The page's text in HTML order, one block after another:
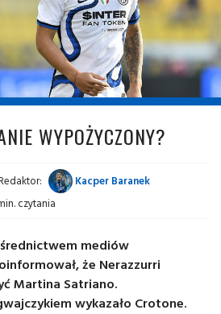
WYPOŻYCZONY?
Kacper Baranek
czytania
mediów
że Nerazzurri
Martina Satriano.
wykazało Crotone.